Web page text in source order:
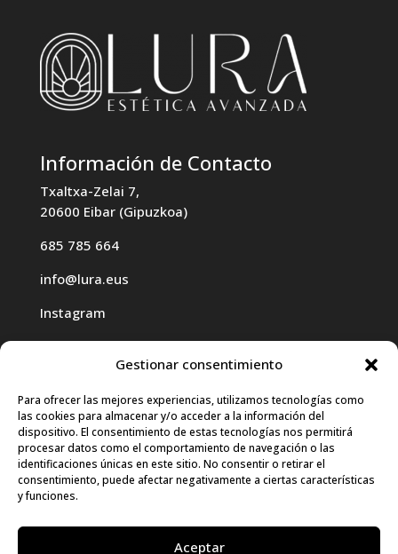
Gestionar consentimiento
Para ofrecer las mejores experiencias, utilizamos tecnologías como
las cookies para almacenar y/o acceder a la información del
dispositivo. El consentimiento de estas tecnologías nos permitirá
procesar datos como el comportamiento de navegación o las
identificaciones únicas en este sitio. No consentir o retirar el
consentimiento, puede afectar negativamente a ciertas características
y funciones.
Aceptar
Información de Contacto
Txaltxa-Zelai 7,
20600 Eibar (Gipuzkoa)
685 785 664
info@lura.eus
Instagram
Haz clic para aceptar cookies de
marketing y permitir este contenido